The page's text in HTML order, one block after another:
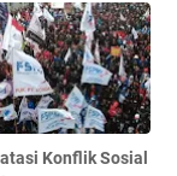
Konflik Sosial